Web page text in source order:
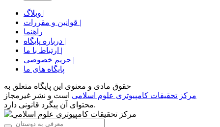
وبلاگ |
قوانین و مقررات |
راهنما
درباره پایگاه |
ارتباط با ما |
حریم خصوصی |
پایگاه های ما
حقوق مادی و معنوی اين پايگاه متعلق به
مرکز تحقیقات کامپیوتری علوم اسلامی است و نشر غیرمجاز
محتوای آن پیگرد قانونی دارد.